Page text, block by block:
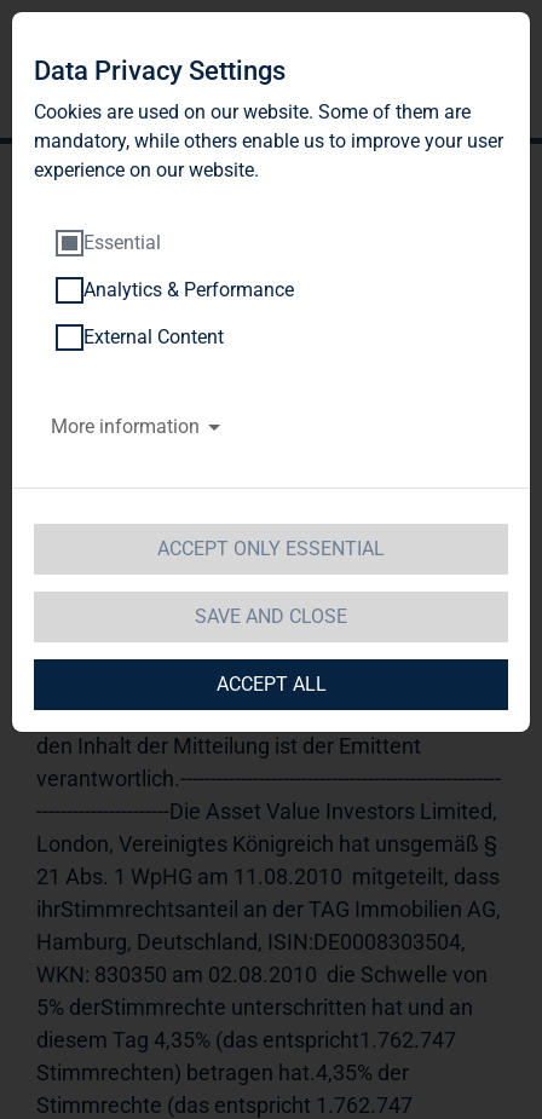
TAG Immobilien AG:
26 Abs. 1 WpHG mit dem
Ziel der europaweiten
Verbreitung
TAG Immobilien AG / Veröffentlichung einer
Mitteilung nach § 21 Abs. 1 WpHG
(Aktie)12.08.2010 11:09Veröffentlichung einer
Stimmrechtsmitteilung, übermitteltdurch die
DGAP - ein Unternehmen der EquityStory AG.Für
den Inhalt der Mitteilung ist der Emittent
verantwortlich.-----------------------------------------------------
----------------------Die Asset Value Investors Limited,
London, Vereinigtes Königreich hat unsgemäß §
21 Abs. 1 WpHG am 11.08.2010  mitgeteilt, dass
ihrStimmrechtsanteil an der TAG Immobilien AG,
Hamburg, Deutschland, ISIN:DE0008303504,
WKN: 830350 am 02.08.2010  die Schwelle von
5% derStimmrechte unterschritten hat und an
diesem Tag 4,35% (das entspricht1.762.747
Stimmrechten) betragen hat.4,35% der
Stimmrechte (das entspricht 1.762.747
Data Privacy Settings
Cookies are used on our website. Some of them are
mandatory, while others enable us to improve your user
experience on our website.
Essential
Analytics & Performance
External Content
More information
ACCEPT ONLY ESSENTIAL
SAVE AND CLOSE
ACCEPT ALL